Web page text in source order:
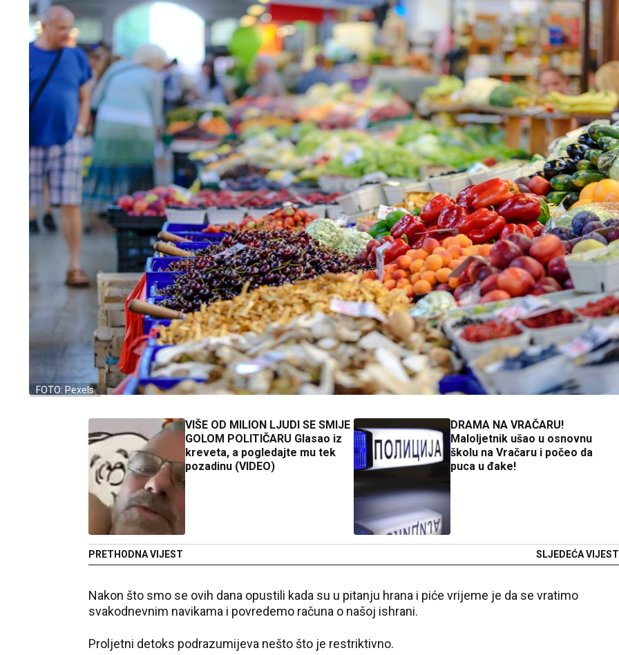
FOTO: Pexels
VIŠE OD MILION LJUDI SE SMIJE
GOLOM POLITIČARU Glasao iz
kreveta, a pogledajte mu tek
pozadinu (VIDEO)
PRETHODNA VIJEST
DRAMA NA VRAČARU!
Maloljetnik ušao u osnovnu
školu na Vračaru i počeo da
puca u đake!
SLJEDEĆA VIJEST
Nakon što smo se ovih dana opustili kada su u pitanju hrana i piće vrijeme je da se vratimo
svakodnevnim navikama i povredemo računa o našoj ishrani.
Proljetni detoks podrazumijeva nešto što je restriktivno.